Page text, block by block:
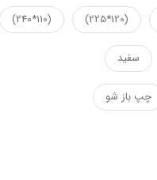
(120*225)
(110*240)
سفید
چپ باز شو